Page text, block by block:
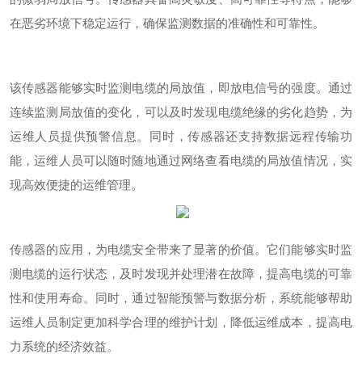
在恶劣环境下稳定运行，确保监测数据的准确性和可靠性。
该传感器能够实时监测电缆的局放值，即放电信号的强度。通过
连续监测局放值的变化，可以及时发现电缆绝缘的劣化趋势，为
运维人员提供预警信息。同时，传感器还支持数据远程传输功
能，运维人员可以随时随地通过网络查看电缆的局放值情况，实
现高效便捷的运维管理。
传感器的应用，为电缆安全带来了显著的价值。它们能够实时监
测电缆的运行状态，及时发现并处理潜在故障，提高电缆的可靠
性和使用寿命。同时，通过智能预警与数据分析，系统能够帮助
运维人员制定更加科学合理的维护计划，降低运维成本，提高电
力系统的经济效益。